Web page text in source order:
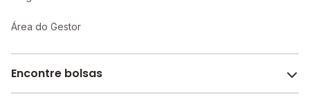
Área do Gestor
Encontre bolsas